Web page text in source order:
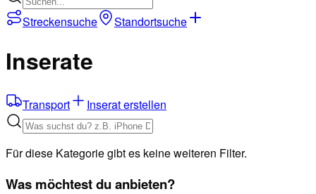
Streckensuche Standortsuche
Inserate
Transport Inserat erstellen
Für diese Kategorie gibt es keine weiteren Filter.
Was möchtest du anbieten?